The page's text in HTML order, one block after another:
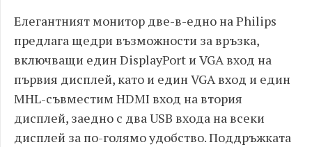
Елегантният монитор две-в-едно на Philips
предлага щедри възможности за връзка,
включващи един DisplayPort и VGA вход на
първия дисплей, като и един VGA вход и един
MHL-съвместим HDMI вход на втория
дисплей, заедно с два USB входа на всеки
дисплей за по-голямо удобство. Поддръжката